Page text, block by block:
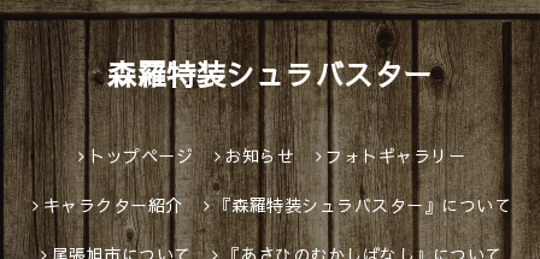
森羅特装シュラバスター
トップページ お知らせ フォトギャラリー
キャラクター紹介 『森羅特装シュラバスター』について
尾張旭市について 『あさひのむかしばなし』について